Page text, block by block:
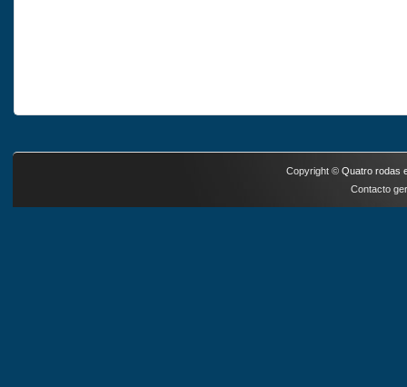
Copyright © Quatro rodas
Contacto